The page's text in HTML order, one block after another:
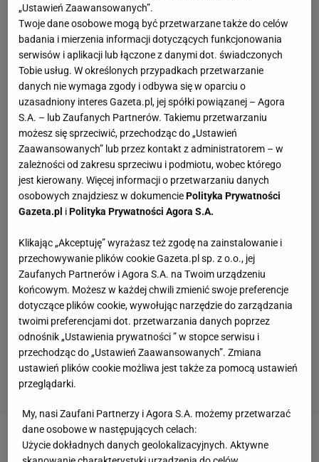
Zobacz wideoBól głowy PZPN-u przed meczem z
„Ustawień Zaawansowanych”.
Twoje dane osobowe mogą być przetwarzane także do celów
badania i mierzenia informacji dotyczących funkcjonowania
serwisów i aplikacji lub łączone z danymi dot. świadczonych
Tobie usług. W określonych przypadkach przetwarzanie
danych nie wymaga zgody i odbywa się w oparciu o
uzasadniony interes Gazeta.pl, jej spółki powiązanej – Agora
S.A. – lub Zaufanych Partnerów. Takiemu przetwarzaniu
możesz się sprzeciwić, przechodząc do „Ustawień
Zaawansowanych” lub przez kontakt z administratorem – w
zależności od zakresu sprzeciwu i podmiotu, wobec którego
jest kierowany. Więcej informacji o przetwarzaniu danych
osobowych znajdziesz w dokumenciePolityka Prywatności
Gazeta.pl iPolityka Prywatności Agora S.A.
Klikając „Akceptuję” wyrażasz też zgodę na zainstalowanie i
przechowywanie plików cookie Gazeta.pl sp. z o.o., jej
Zaufanych Partnerów i Agora S.A. na Twoim urządzeniu
końcowym. Możesz w każdej chwili zmienić swoje preferencje
dotyczące plików cookie, wywołując narzędzie do zarządzania
twoimi preferencjami dot. przetwarzania danych poprzez
odnośnik „Ustawienia prywatności ” w stopce serwisu i
przechodząc do „Ustawień Zaawansowanych”. Zmiana
ustawień plików cookie możliwa jest także za pomocą ustawień
przeglądarki.
My, nasi Zaufani Partnerzy i Agora S.A. możemy przetwarzać
dane osobowe w następujących celach:
Użycie dokładnych danych geolokalizacyjnych. Aktywne